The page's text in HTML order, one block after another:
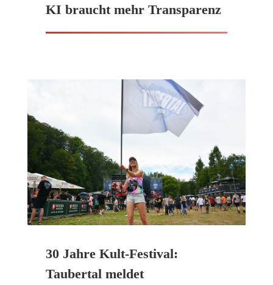
KI braucht mehr Transparenz
30 Jahre Kult-Festival:
Taubertal meldet